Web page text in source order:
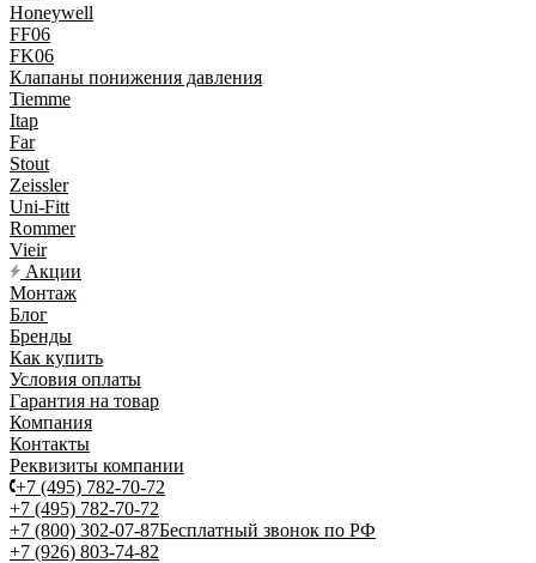
Honeywell
FF06
FK06
Клапаны понижения давления
Tiemme
Itap
Far
Stout
Zeissler
Uni-Fitt
Rommer
Vieir
Акции
Монтаж
Блог
Бренды
Как купить
Условия оплаты
Гарантия на товар
Компания
Контакты
Реквизиты компании
+7 (495) 782-70-72
+7 (495) 782-70-72
+7 (800) 302-07-87Бесплатный звонок по РФ
+7 (926) 803-74-82